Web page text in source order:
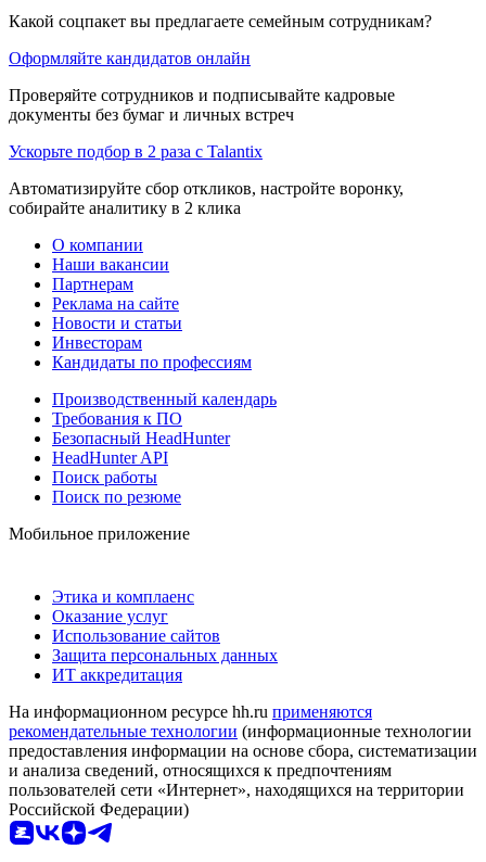
Какой соцпакет вы предлагаете семейным сотрудникам?
Оформляйте кандидатов онлайн
Проверяйте сотрудников и подписывайте кадровые
документы без бумаг и личных встреч
Ускорьте подбор в 2 раза с Talantix
Автоматизируйте сбор откликов, настройте воронку,
собирайте аналитику в 2 клика
О компании
Наши вакансии
Партнерам
Реклама на сайте
Новости и статьи
Инвесторам
Кандидаты по профессиям
Производственный календарь
Требования к ПО
Безопасный HeadHunter
HeadHunter API
Поиск работы
Поиск по резюме
Мобильное приложение
Этика и комплаенс
Оказание услуг
Использование сайтов
Защита персональных данных
ИТ аккредитация
На информационном ресурсе hh.ru применяются
рекомендательные технологии (информационные технологии
предоставления информации на основе сбора, систематизации
и анализа сведений, относящихся к предпочтениям
пользователей сети «Интернет», находящихся на территории
Российской Федерации)